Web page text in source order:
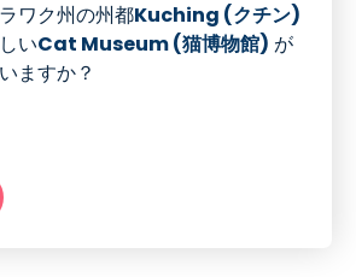
ワク州の州都Kuching (クチン)
いCat Museum (猫博物館) が
ますか？